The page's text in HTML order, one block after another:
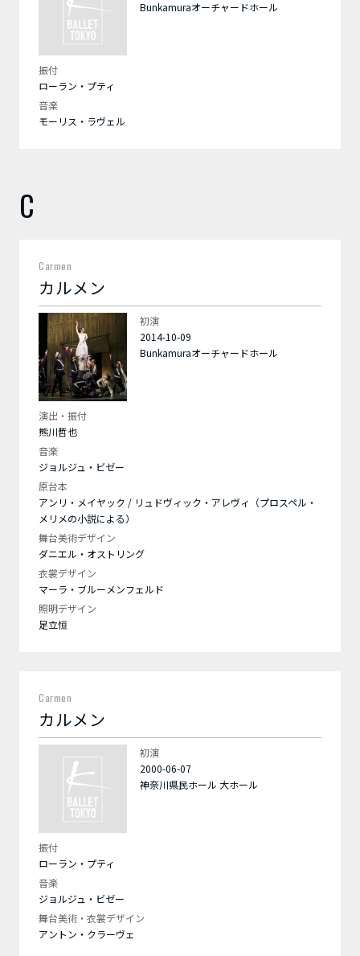
Bunkamuraオーチャードホール
振付
ローラン・プティ
音楽
モーリス・ラヴェル
C
Carmen
カルメン
初演
2014-10-09
Bunkamuraオーチャードホール
演出・振付
熊川哲也
音楽
ジョルジュ・ビゼー
原台本
アンリ・メイヤック / リュドヴィック・アレヴィ（プロスペル・
メリメの小説による）
舞台美術デザイン
ダニエル・オストリング
衣裳デザイン
マーラ・ブルーメンフェルド
照明デザイン
足立恒
Carmen
カルメン
初演
2000-06-07
神奈川県民ホール 大ホール
振付
ローラン・プティ
音楽
ジョルジュ・ビゼー
舞台美術・衣裳デザイン
アントン・クラーヴェ